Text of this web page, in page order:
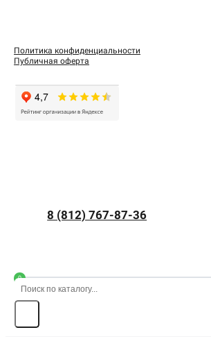
Политика конфиденциальности
Публичная оферта
8 (812) 767-87-36
0